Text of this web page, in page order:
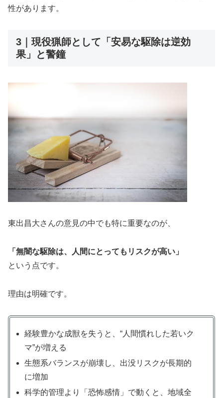
性があります。
3｜現役猟師として「安易な駆除は逆効
果」と警鐘
東出昌大さんの意見の中でも特に重要なのが、
「無闇な駆除は、人間にとってもリスクが高い」
という点です。
理由は明確です。
経験豊かな成獣を失うと、“人間慣れした若いク
マ”が増える
生態系バランスが崩壊し、出没リスクが長期的
に増加
科学的管理より「恐怖感情」で動くと、地域全